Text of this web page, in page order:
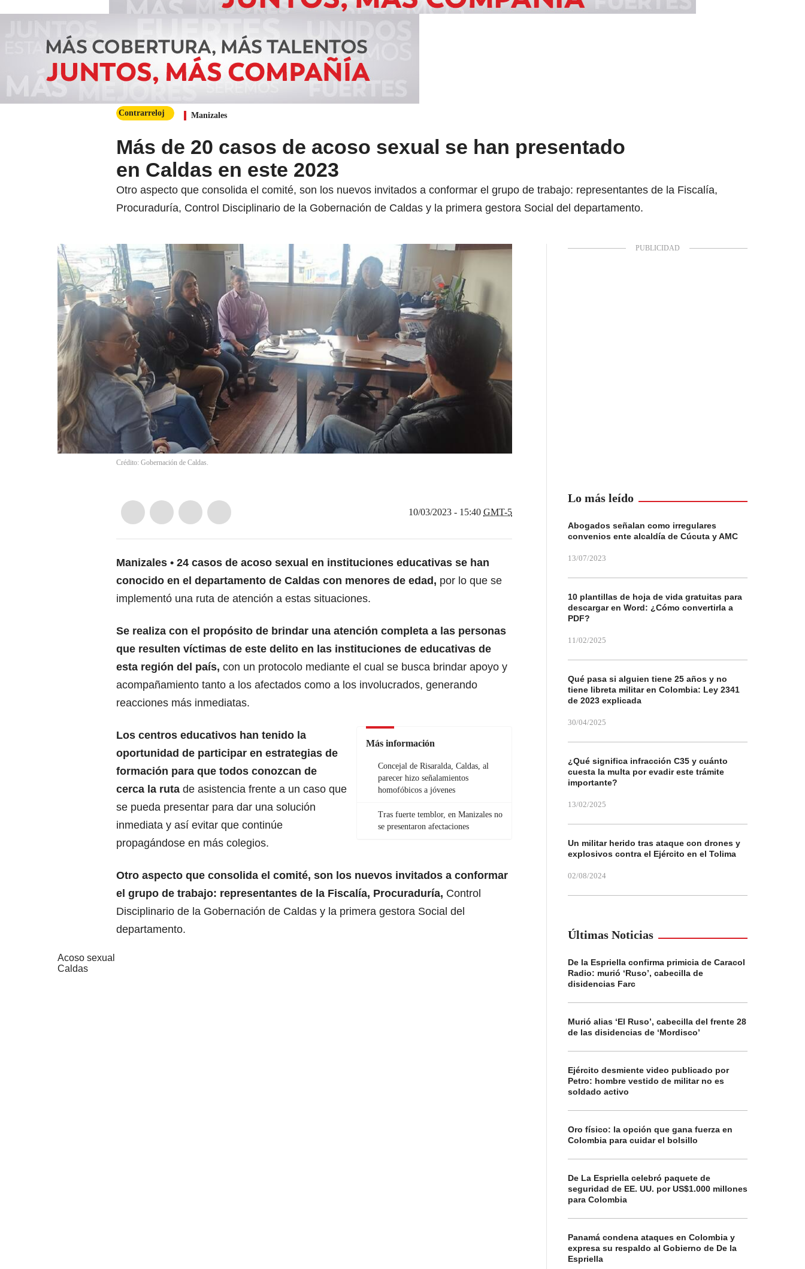
Contrarreloj Manizales
Más de 20 casos de acoso sexual se han presentado
en Caldas en este 2023
Otro aspecto que consolida el comité, son los nuevos invitados a conformar el grupo de trabajo: representantes de la Fiscalía,
Procuraduría, Control Disciplinario de la Gobernación de Caldas y la primera gestora Social del departamento.
Crédito: Gobernación de Caldas.
10/03/2023 - 15:40 GMT-5
Manizales
24 casos de acoso sexual en instituciones educativas se han
conocido en el departamento de Caldas con menores de edad, por lo que se
implementó una ruta de atención a estas situaciones.
Se realiza con el propósito de brindar una atención completa a las personas
que resulten víctimas de este delito en las instituciones de educativas de
esta región del país, con un protocolo mediante el cual se busca brindar apoyo y
acompañamiento tanto a los afectados como a los involucrados, generando
reacciones más inmediatas.
Más información
Concejal de Risaralda, Caldas, al
parecer hizo señalamientos
homofóbicos a jóvenes
Tras fuerte temblor, en Manizales no
se presentaron afectaciones
Los centros educativos han tenido la
oportunidad de participar en estrategias de
formación para que todos conozcan de
cerca la ruta de asistencia frente a un caso que
se pueda presentar para dar una solución
inmediata y así evitar que continúe
propagándose en más colegios.
Otro aspecto que consolida el comité, son los nuevos invitados a conformar
el grupo de trabajo: representantes de la Fiscalía, Procuraduría, Control
Disciplinario de la Gobernación de Caldas y la primera gestora Social del
departamento.
Acoso sexual
Caldas
Lo más leído
Abogados señalan como irregulares
convenios ente alcaldía de Cúcuta y AMC
13/07/2023
10 plantillas de hoja de vida gratuitas para
descargar en Word: ¿Cómo convertirla a
PDF?
11/02/2025
Qué pasa si alguien tiene 25 años y no
tiene libreta militar en Colombia: Ley 2341
de 2023 explicada
30/04/2025
¿Qué significa infracción C35 y cuánto
cuesta la multa por evadir este trámite
importante?
13/02/2025
Un militar herido tras ataque con drones y
explosivos contra el Ejército en el Tolima
02/08/2024
Últimas Noticias
De la Espriella confirma primicia de Caracol
Radio: murió ‘Ruso’, cabecilla de
disidencias Farc
Murió alias ‘El Ruso’, cabecilla del frente 28
de las disidencias de ‘Mordisco’
Ejército desmiente video publicado por
Petro: hombre vestido de militar no es
soldado activo
Oro físico: la opción que gana fuerza en
Colombia para cuidar el bolsillo
De La Espriella celebró paquete de
seguridad de EE. UU. por US$1.000 millones
para Colombia
Panamá condena ataques en Colombia y
expresa su respaldo al Gobierno de De la
Espriella